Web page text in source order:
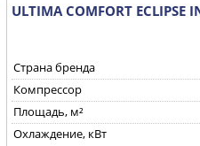
ULTIMA COMFORT ECLIPSE
Страна бренда
Компрессор
Площадь, м²
Охлаждение, кВт